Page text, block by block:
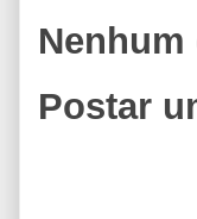
Postar